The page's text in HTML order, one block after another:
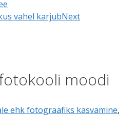
vahel karjubNext
moodi
ehk fotograafiks kasvamine,